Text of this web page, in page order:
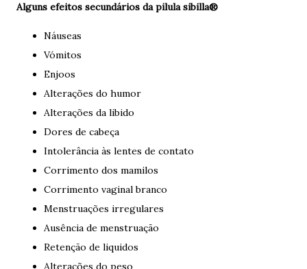
Alguns efeitos secundários da pilula sibilla®
Náuseas
Vómitos
Enjoos
Alterações do humor
Alterações da libido
Dores de cabeça
Intolerância às lentes de contato
Corrimento dos mamilos
Corrimento vaginal branco
Menstruações irregulares
Ausência de menstruação
Retenção de liquidos
Alterações do peso